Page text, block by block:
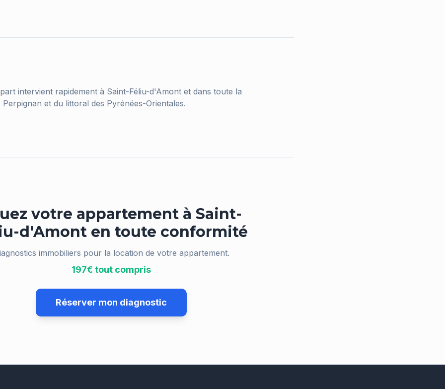
intervient rapidement à Saint-Féliu-d'Amont et dans toute la
Perpignan et du littoral des Pyrénées-Orientales.
votre appartement à Saint-
d'Amont en toute conformité
immobiliers pour la location de votre appartement.
197€ tout compris
Réserver mon diagnostic